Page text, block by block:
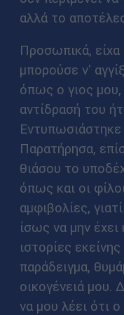
αλλά το
Προσωπικά, είχα
μπορούσε ν'
όπως ο γιος
αντίδρασή του
Εντυπωσιάστηκε
Παρατήρησα,
θιάσου το
όπως και οι
αμφιβολίες,
ίσως να μην
ιστορίες
παράδειγμα,
οικογένειά μου.
να μου λέει ότι